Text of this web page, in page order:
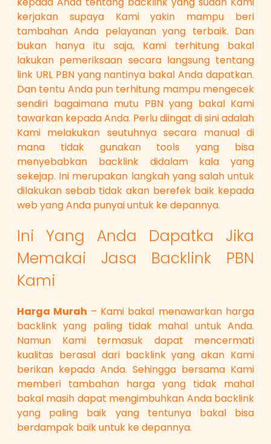
kerjakan supaya Kami yakin mampu beri
tambahan Anda pelayanan yang terbaik. Dan
bukan hanya itu saja, Kami terhitung bakal
lakukan pemeriksaan secara langsung tentang
link URL PBN yang nantinya bakal Anda dapatkan.
Dan tentu Anda pun terhitung mampu mengecek
sendiri bagaimana mutu PBN yang bakal Kami
tawarkan kepada Anda. Perlu diingat di sini adalah
Kami melakukan seutuhnya secara manual di
mana tidak gunakan tools yang bisa
menyebabkan backlink didalam kala yang
sekejap. Ini merupakan langkah yang salah untuk
dilakukan sebab tidak akan berefek baik kepada
web yang Anda punyai untuk ke depannya.
Ini Yang Anda Dapatka Jika
Memakai Jasa Backlink PBN
Kami
Harga Murah – Kami bakal menawarkan harga
backlink yang paling tidak mahal untuk Anda.
Namun Kami termasuk dapat mencermati
kualitas berasal dari backlink yang akan Kami
berikan kepada Anda. Sehingga bersama Kami
memberi tambahan harga yang tidak mahal
bakal masih dapat mengimbuhkan Anda backlink
yang paling baik yang tentunya bakal bisa
berdampak baik untuk ke depannya.